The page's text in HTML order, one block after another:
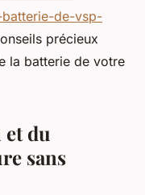
de-vsp-
précieux
la batterie de votre
du
sans